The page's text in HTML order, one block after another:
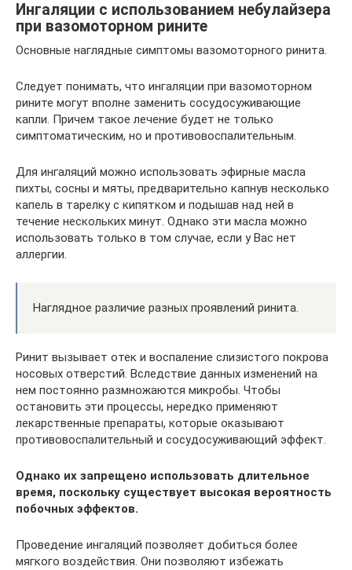
Ингаляции с использованием небулайзера
при вазомоторном рините
Основные наглядные симптомы вазомоторного ринита.
Следует понимать, что ингаляции при вазомоторном
рините могут вполне заменить сосудосуживающие
капли. Причем такое лечение будет не только
симптоматическим, но и противовоспалительным.
Для ингаляций можно использовать эфирные масла
пихты, сосны и мяты, предварительно капнув несколько
капель в тарелку с кипятком и подышав над ней в
течение нескольких минут. Однако эти масла можно
использовать только в том случае, если у Вас нет
аллергии.
Наглядное различие разных проявлений ринита.
Ринит вызывает отек и воспаление слизистого покрова
носовых отверстий. Вследствие данных изменений на
нем постоянно размножаются микробы. Чтобы
остановить эти процессы, нередко применяют
лекарственные препараты, которые оказывают
противовоспалительный и сосудосуживающий эффект.
Однако их запрещено использовать длительное
время, поскольку существует высокая вероятность
побочных эффектов.
Проведение ингаляций позволяет добиться более
мягкого воздействия. Они позволяют избежать